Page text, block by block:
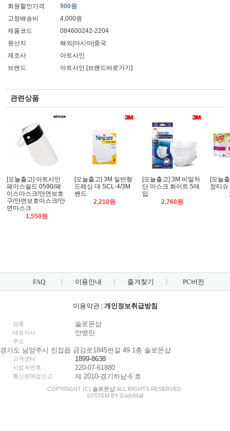
회원할인가격
900원
고정배송비
4,000원
제품코드
084600242-2204
원산지
해외|아시아|중국
제조사
아트사인
브랜드
아트사인 [브랜드바로가기]
관련상품
[오늘출고] 아트사인
페이스쉴드 0590/페
이스마스크/안면보호
구/안면보호마스크/안
면마스크
1,550원
[오늘출고] 3M 일반형
드레싱 대 SCL-4/3M
밴드
2,210원
[오늘출고] 3M 비말차
단 마스크 화이트 5매
입
2,760원
[오늘
정티
FAQ 이용안내 즐겨찾기 PC버전
이용약관| 개인정보취급방침
상호 솔로몬샵
대표이사 안병만
주소
경기도 남양주시 진접읍 금강로1845번길 49 1층 솔로몬샵
고객센터 1899-8638
사업자번호 220-07-61880
통신판매업신고 제 2010-경기하남-6 호
COPYRIGHT (C) 솔로몬샵 ALL RIGHTS RESERVED.
SYSTEM BY GodoMall